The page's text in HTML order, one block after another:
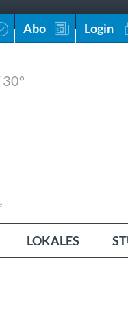
Abo Login
30°
LOKALES